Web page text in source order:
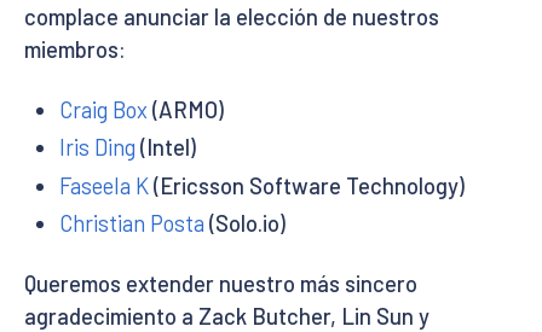
complace anunciar la elección de nuestros
miembros:
Craig Box (ARMO)
Iris Ding (Intel)
Faseela K(Ericsson Software Technology)
Christian Posta (Solo.io)
Queremos extender nuestro más sincero
agradecimiento a Zack Butcher, Lin Sun y